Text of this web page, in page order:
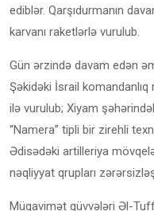
ediblər. Qarşıdurmanın
karvanı raketlərlə vurulub.
Gün ərzində davam edən
Şəkidəki İsrail komandanlıq
ilə vurulub; Xiyam
“Namera” tipli bir zirehli
Ədisədəki artilleriya
nəqliyyat qrupları
Müqavimət qüvvələri Əl-